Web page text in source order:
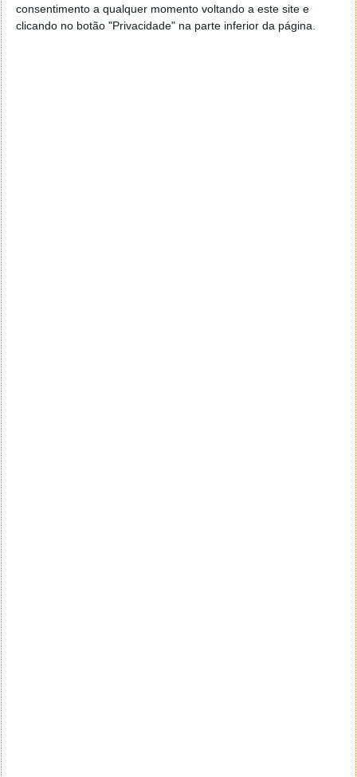
consentimento a qualquer momento voltando a este site e
clicando no botão "Privacidade" na parte inferior da página.
Vamos ficar atentos ao que o futuro tecnológico